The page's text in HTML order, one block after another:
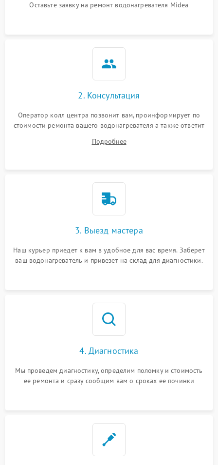
Оставьте заявку на ремонт водонагревателя Midea
2. Консультация
Оператор колл центра позвонит вам, проинформирует по
стоимости ремонта вашего водонагревателя а также ответит
Подробнее
3. Выезд мастера
Наш курьер приедет к вам в удобное для вас время. Заберет
ваш водонагреватель и привезет на склад для диагностики.
4. Диагностика
Мы проведем диагностику, определим поломку и стоимость
ее ремонта и сразу сообщим вам о сроках ее починки